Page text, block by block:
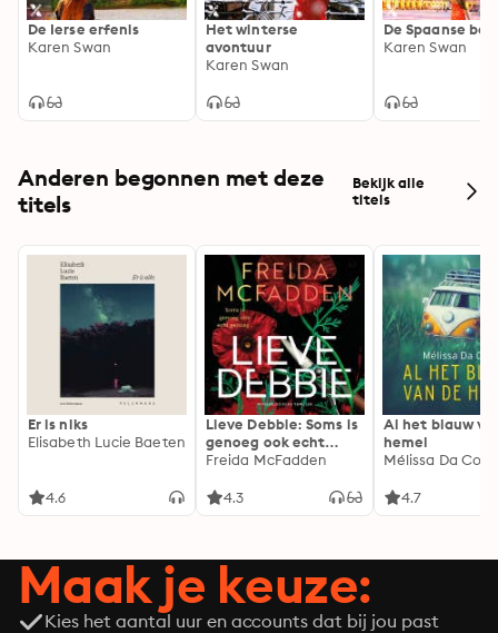
De Ierse erfenis
Karen Swan
Het winterse
avontuur
Karen Swan
De Spaanse
Karen Swan
Anderen begonnen met deze
titels
Bekijk alle
titels
Er is niks
Elisabeth Lucie Baeten
4.6
Lieve Debbie: Soms is
genoeg ook echt
genoeg...
Freida McFadden
4.3
Al het blauw
hemel
Mélissa Da
4.7
Maak je keuze:
Kies het aantal uur en accounts dat bij jou past